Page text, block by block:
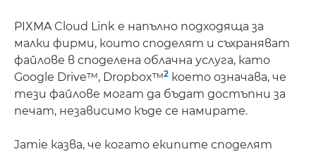
PIXMA Cloud Link е напълно подходяща за
малки фирми, които споделят и съхраняват
файлове в споделена облачна услуга, като
Google Drive™, Dropbox™2 което означава, че
тези файлове могат да бъдат достъпни за
печат, независимо къде се намирате.
Jamie казва, че когато екипите споделят